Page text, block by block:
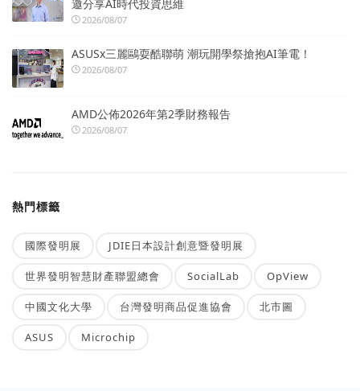
邀分享AI時代投資思維
2026/08/07
ASUSx三麗鷗耍酷聯萌 潮玩開學祭搶抱AI筆電！
2026/08/07
AMD公佈2026年第2季財務報告
2026/08/07
熱門標籤
國際發明展 JDIE日本設計創意暨發明展
世界發明智慧財產聯盟總會 SocialLab OpView
中國文化大學 台灣發明商品促進協會 北市圖
ASUS Microchip